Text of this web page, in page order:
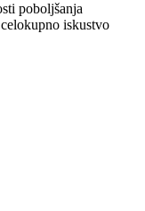
poboljšanja
iskustvo